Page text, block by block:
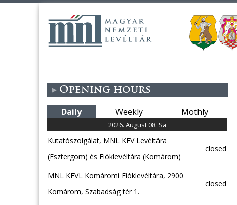
Opening hours
Daily Weekly Mothly
2026. August 08. Sa
Kutatószolgálat, MNL KEV Levéltára
(Esztergom) és Fióklevéltára (Komárom)
closed
MNL KEVL Komáromi Fióklevéltára, 2900
Komárom, Szabadság tér 1.
closed